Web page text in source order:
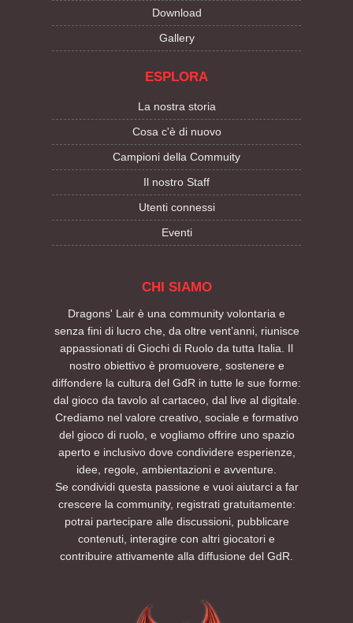
Download
Gallery
ESPLORA
La nostra storia
Cosa c'è di nuovo
Campioni della Commuity
Il nostro Staff
Utenti connessi
Eventi
CHI SIAMO
Dragons' Lair è una community volontaria e
senza fini di lucro che, da oltre vent’anni, riunisce
appassionati di Giochi di Ruolo da tutta Italia. Il
nostro obiettivo è promuovere, sostenere e
diffondere la cultura del GdR in tutte le sue forme:
dal gioco da tavolo al cartaceo, dal live al digitale.
Crediamo nel valore creativo, sociale e formativo
del gioco di ruolo, e vogliamo offrire uno spazio
aperto e inclusivo dove condividere esperienze,
idee, regole, ambientazioni e avventure.
Se condividi questa passione e vuoi aiutarci a far
crescere la community, registrati gratuitamente:
potrai partecipare alle discussioni, pubblicare
contenuti, interagire con altri giocatori e
contribuire attivamente alla diffusione del GdR.